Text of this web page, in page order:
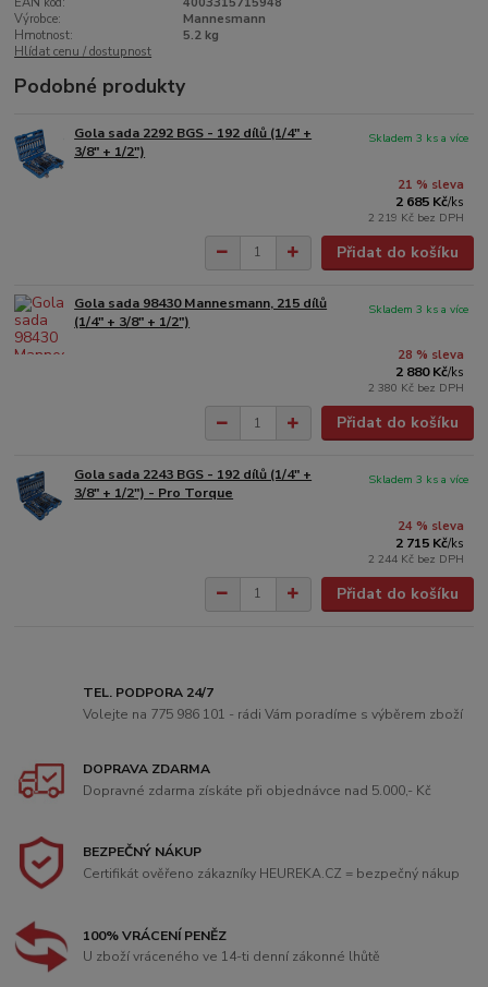
Výrobce:
Mannesmann
Hmotnost:
5.2 kg
Hlídat cenu / dostupnost
Podobné produkty
Gola sada 2292 BGS - 192 dílů (1/4" +
3/8" + 1/2")
21 % sleva
2 685 Kč/ks
2 219 Kč bez DPH
Skladem 3 ks a více
Přidat do košíku
Gola sada 98430 Mannesmann, 215 dílů
(1/4" + 3/8" + 1/2")
28 % sleva
2 880 Kč/ks
2 380 Kč bez DPH
Skladem 3 ks a více
Přidat do košíku
Gola sada 2243 BGS - 192 dílů (1/4" +
3/8" + 1/2") - Pro Torque
24 % sleva
2 715 Kč/ks
2 244 Kč bez DPH
Skladem 3 ks a více
Přidat do košíku
TEL. PODPORA 24/7
Volejte na 775 986 101 - rádi Vám poradíme s výběrem zboží
DOPRAVA ZDARMA
Dopravné zdarma získáte při objednávce nad 5.000,- Kč
BEZPEČNÝ NÁKUP
Certifikát ověřeno zákazníky HEUREKA.CZ = bezpečný nákup
100% VRÁCENÍ PENĚZ
U zboží vráceného ve 14-ti denní zákonné lhůtě